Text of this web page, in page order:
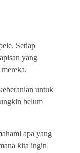
Setiap
yang
untuk
belum
apa yang
kita ingin